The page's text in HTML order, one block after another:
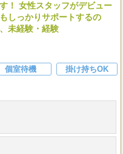
！ 女性スタッフがデビュー
しっかりサポートするの
未経験・経験
個室待機
掛け持ちOK